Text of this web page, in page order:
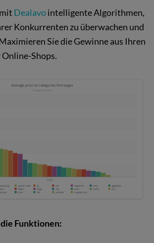
Dealavointelligente Algorithmen,
Konkurrenten zu überwachen und
Sie die Gewinne aus Ihren
Shops.
Funktionen: